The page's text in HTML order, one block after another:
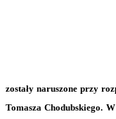
zostały naruszone przy
Tomasza Chodubskiego.